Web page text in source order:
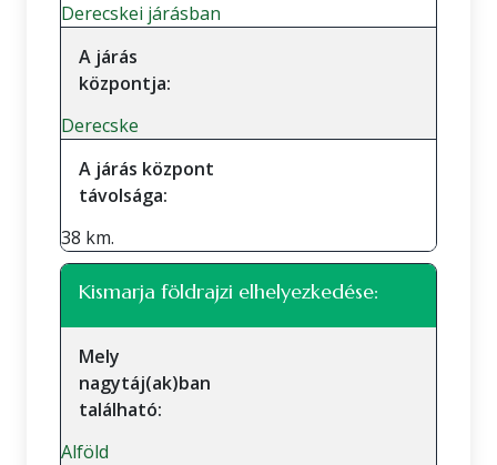
Derecskei járásban
A járás
központja:
Derecske
A járás központ
távolsága:
38 km.
Kismarja földrajzi elhelyezkedése:
Mely
nagytáj(ak)ban
található:
Alföld